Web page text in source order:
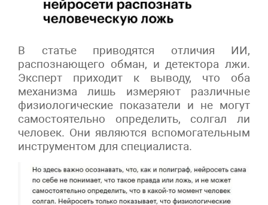
В статье приводятся отличия ИИ,
распознающего обман, и детектора лжи.
Эксперт приходит к выводу, что оба
механизма лишь измеряют различные
физиологические показатели и не могут
самостоятельно определить, солгал ли
человек. Они являются вспомогательным
инструментом для специалиста.